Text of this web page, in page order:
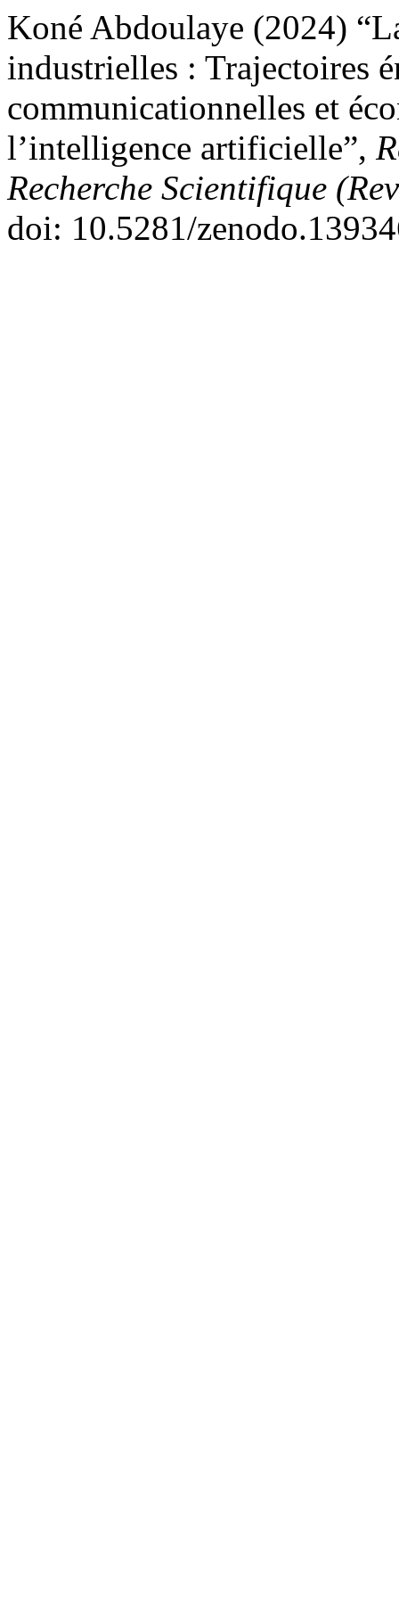
Koné Abdoulaye (2024)
industrielles : Trajectoires
communicationnelles et
l’intelligence artificielle”,
Recherche Scientifique
doi: 10.5281/